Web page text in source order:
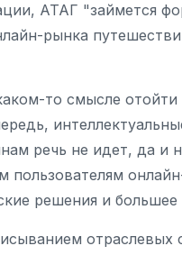
АТАГ "займется
рынка
то смысле отойти
речь не идет, да и
решения и большее
отраслевых